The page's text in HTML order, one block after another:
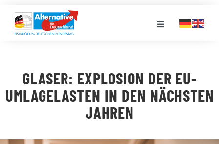
Inhalt
springen
Toggle
LANDESGRUPPEN
GLASER: EXPLOSION DER EU-
UMLAGELASTEN IN DEN NÄCHSTEN
JAHREN